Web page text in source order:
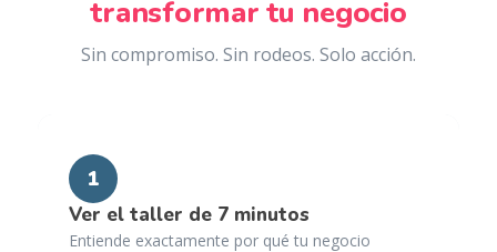
transformar tu negocio
Sin compromiso. Sin rodeos. Solo acción.
1
Ver el taller de 7 minutos
Entiende exactamente por qué tu negocio